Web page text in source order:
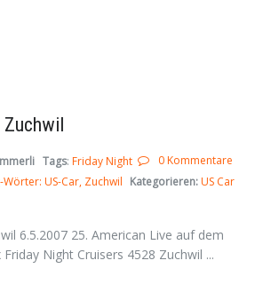
Zuchwil
0 Kommentare
Tags: Friday Night
Wörter: US-Car Zuchwil Kategorieren:US Car
6.5.2007 25. American Live auf dem
Night Cruisers 4528 Zuchwil ...